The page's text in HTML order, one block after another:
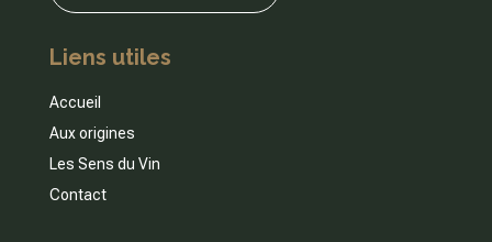
Liens utiles
Accueil
Aux origines
Les Sens du Vin
Contact